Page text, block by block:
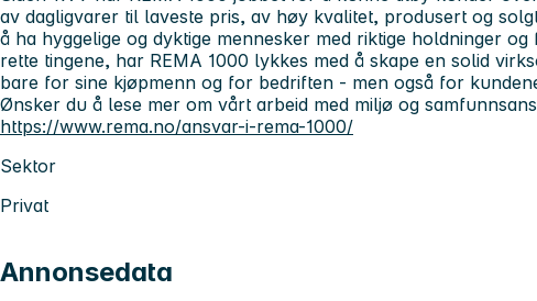
av dagligvarer til laveste pris, av høy kvalitet, produsert og
å ha hyggelige og dyktige mennesker med riktige holdninger
rette tingene, har REMA 1000 lykkes med å skape en solid
bare for sine kjøpmenn og for bedriften - men også for
Ønsker du å lese mer om vårt arbeid med miljø og
https://www.rema.no/ansvar-i-rema-1000/
Sektor
Privat
Annonsedata